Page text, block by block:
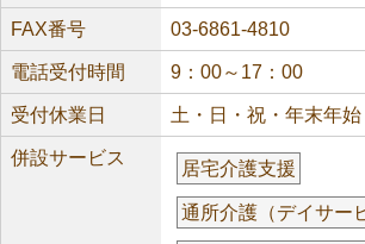
FAX番号 03-6861-4810
電話受付時間 9：00～17：00
受付休業日 土・日・祝・年末年始
併設サービス
居宅介護支援
通所介護（デイサー